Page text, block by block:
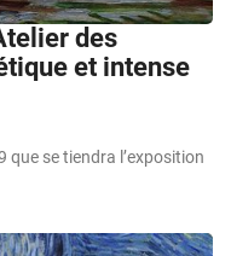
des
et intense
que se tiendra l’exposition